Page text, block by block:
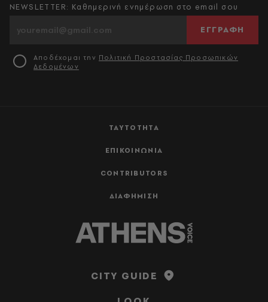
ΤΑΥΤΟΤΗΤΑ
ΕΠΙΚΟΙΝΩΝΙΑ
CONTRIBUTORS
ΔΙΑΦΗΜΙΣΗ
NEWSLETTER: Καθημερινή ενημέρωση στο email σου
ΕΓΓΡΑΦΗ
Αποδέχομαι την Πολιτική Προστασίας Προσωπικών
Δεδομένων
CITY GUIDE